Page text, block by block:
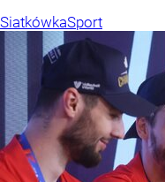
SiatkówkaSport